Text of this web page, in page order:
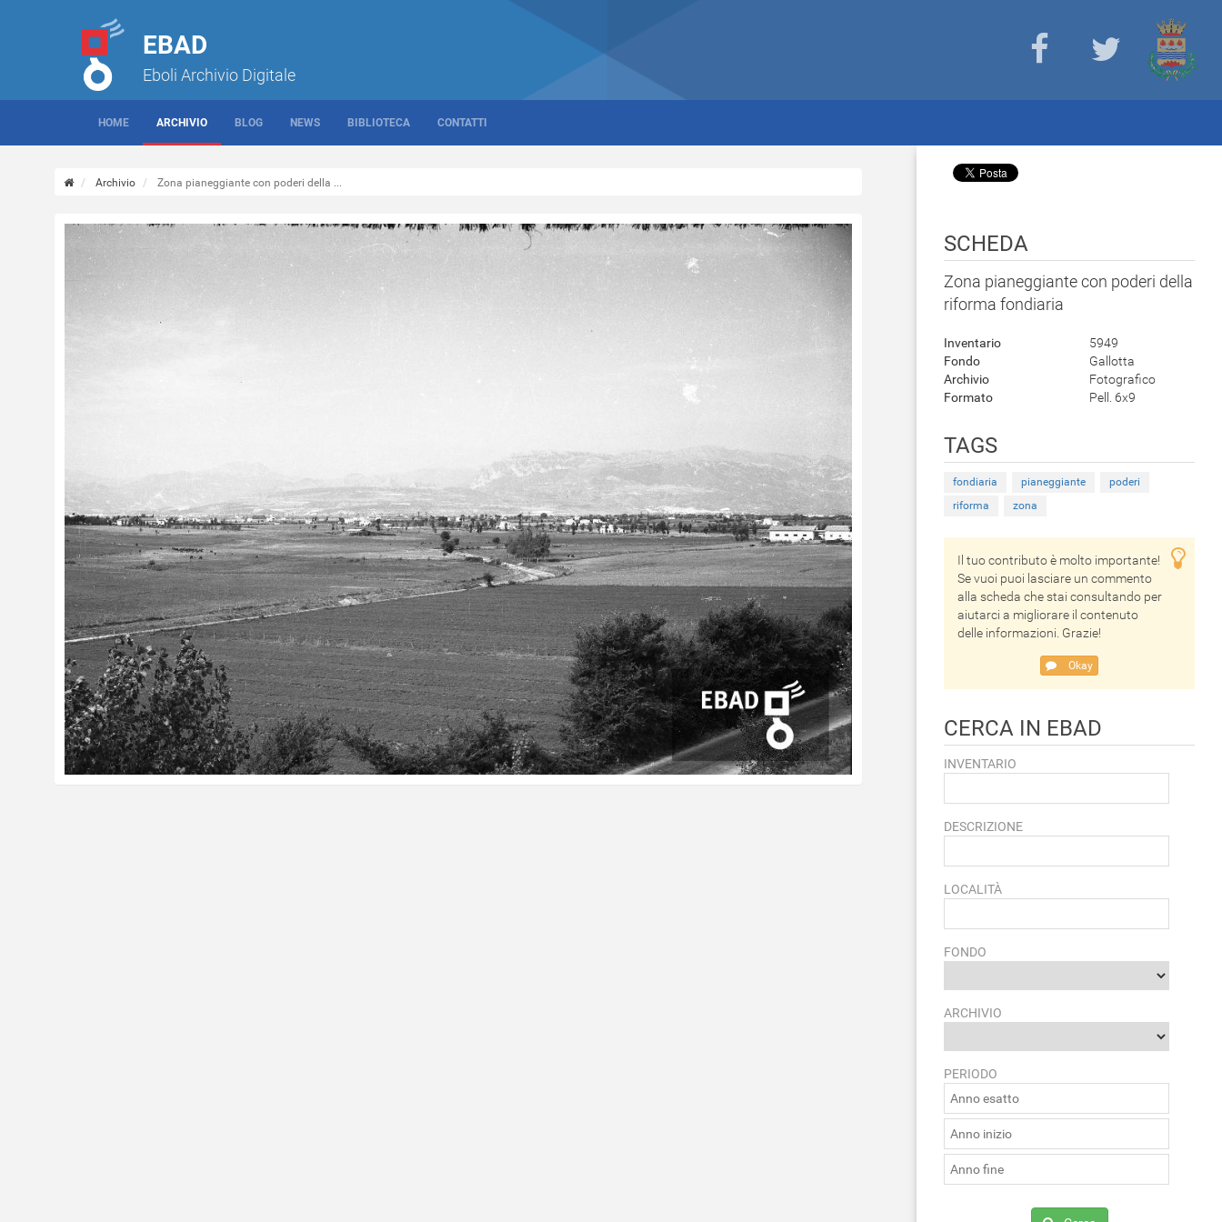
EBAD
Eboli Archivio Digitale
HOME ARCHIVIO BLOG NEWS BIBLIOTECA CONTATTI
Archivio Zona pianeggiante con poderi della ...
SCHEDA
Zona pianeggiante con poderi della
riforma fondiaria
Inventario
5949
Fondo
Gallotta
Archivio
Fotografico
Formato
Pell. 6x9
TAGS
fondiaria pianeggiante
poderi
riforma
zona
Il tuo contributo è molto importante!
Se vuoi puoi lasciare un commento
alla scheda che stai consultando per
aiutarci a migliorare il contenuto
delle informazioni. Grazie!
Okay
CERCA IN EBAD
INVENTARIO
DESCRIZIONE
LOCALITÀ
FONDO
ARCHIVIO
PERIODO